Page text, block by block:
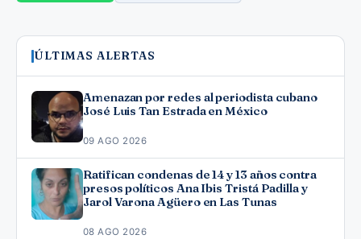
ÚLTIMAS ALERTAS
Amenazan por redes al periodista cubano
José Luis Tan Estrada en México
09 AGO 2026
Ratifican condenas de 14 y 13 años contra
presos políticos Ana Ibis Tristá Padilla y
Jarol Varona Agüero en Las Tunas
08 AGO 2026